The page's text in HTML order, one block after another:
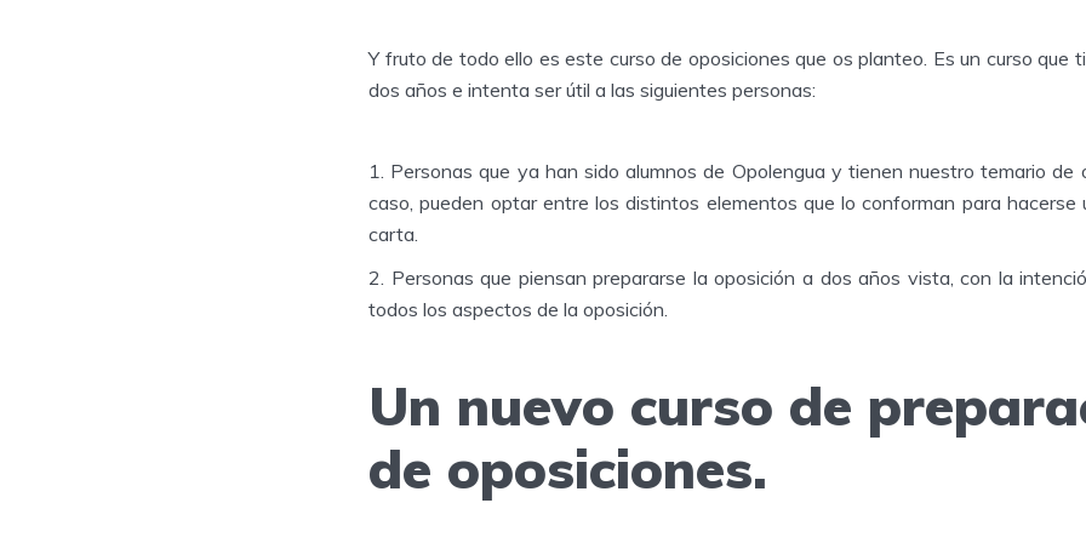
Y fruto de todo ello es este curso de oposiciones que os planteo. Es un curso que
dos años e intenta ser útil a las siguientes personas:
Personas que ya han sido alumnos de Opolengua y tienen nuestro temario de
caso, pueden optar entre los distintos elementos que lo conforman para hacerse
carta.
Personas que piensan prepararse la oposición a dos años vista, con la
todos los aspectos de la oposición.
Un nuevo curso de
de oposiciones.